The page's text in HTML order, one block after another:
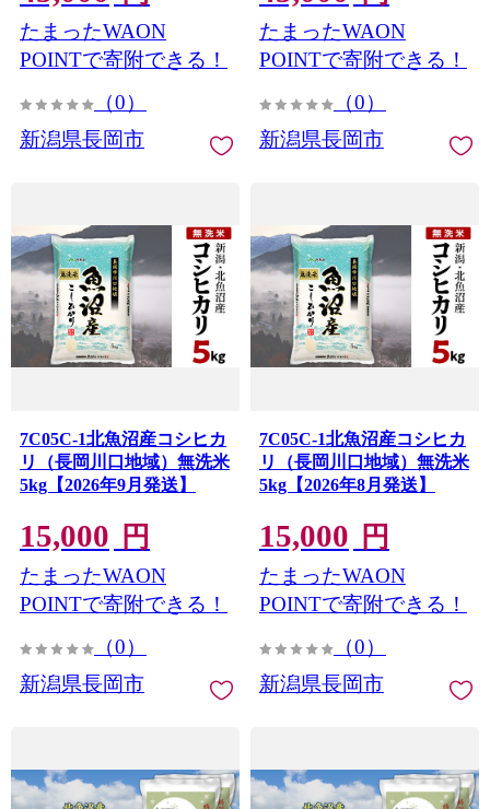
たまったWAON
POINTで寄附できる！
（0）
新潟県長岡市
たまったWAON
POINTで寄附できる！
（0）
新潟県長岡市
7C05C-1北魚沼産コシヒカ
リ（長岡川口地域）無洗米
5kg【2026年9月発送】
15,000 円
たまったWAON
POINTで寄附できる！
（0）
新潟県長岡市
7C05C-1北魚沼産コシヒカ
リ（長岡川口地域）無洗米
5kg【2026年8月発送】
15,000 円
たまったWAON
POINTで寄附できる！
（0）
新潟県長岡市